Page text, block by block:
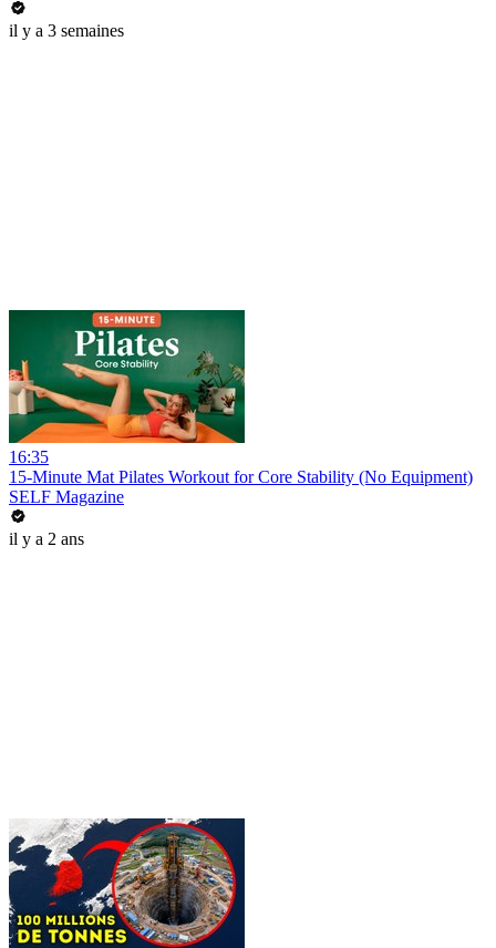
il y a 3 semaines
16:35
15-Minute Mat Pilates Workout for Core Stability (No Equipment)
SELF Magazine
il y a 2 ans